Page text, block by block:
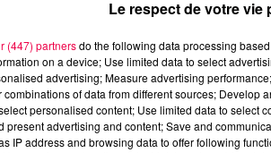
Le tour de France
!
On
ses piscines ! Avec
la capitale
tout… Aix est aussi
Le respect de votre
(447) partnersdo the following data processing
on a device; Use limited data to select
advertising; Measure advertising
combinations of data from different sources;
personalised content; Use limited data to select
present advertising and content; Save and
IP address and browsing data to offer following